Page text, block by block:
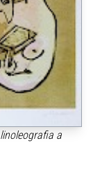
linoleografia a